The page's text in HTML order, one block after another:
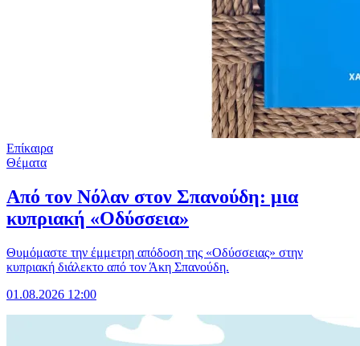
Επίκαιρα
Θέματα
Από τον Νόλαν στον Σπανούδη: μια
κυπριακή «Οδύσσεια»
Θυμόμαστε την έμμετρη απόδοση της «Οδύσσειας» στην
κυπριακή διάλεκτο από τον Άκη Σπανούδη.
01.08.2026 12:00